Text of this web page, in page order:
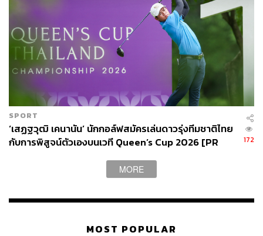
SPORT
‘เสฏฐวุฒิ เคนานัน’ นักกอล์ฟสมัครเล่นดาวรุ่งทีมชาติไทย
กับการพิสูจน์ตัวเองบนเวที Queen’s Cup 2026 [PR
172
MORE
MOST POPULAR